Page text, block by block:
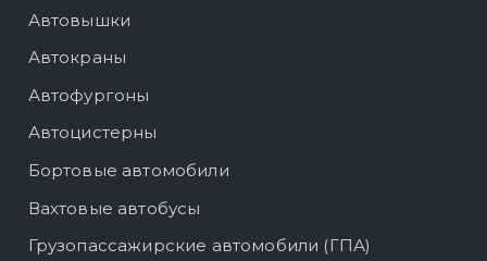
Автовышки
Автокраны
Автофургоны
Автоцистерны
Бортовые автомобили
Вахтовые автобусы
Грузопассажирские автомобили (ГПА)